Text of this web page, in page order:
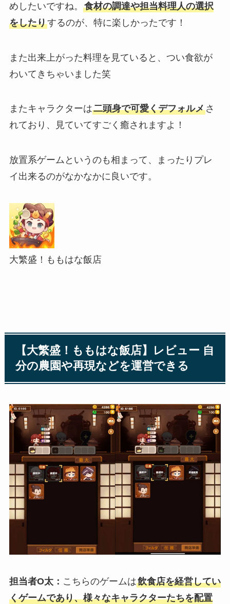
めしたいですね。 食材の調達や担当料理人の選択
をしたりするのが、特に楽しかったです！
また出来上がった料理を見ていると、つい食欲が
わいてきちゃいました笑
またキャラクターは二頭身で可愛くデフォルメさ
れており、見ていてすごく癒されますよ！
放置系ゲームというのも相まって、まったりプレ
イ出来るのがなかなかに良いです。
大繁盛！ももはな飯店
【大繁盛！ももはな飯店】レビュー 自
分の農園や再現などを運営できる
担当者O太： こちらのゲームは飲食店を経営してい
くゲームであり、様々なキャラクターたちを配置